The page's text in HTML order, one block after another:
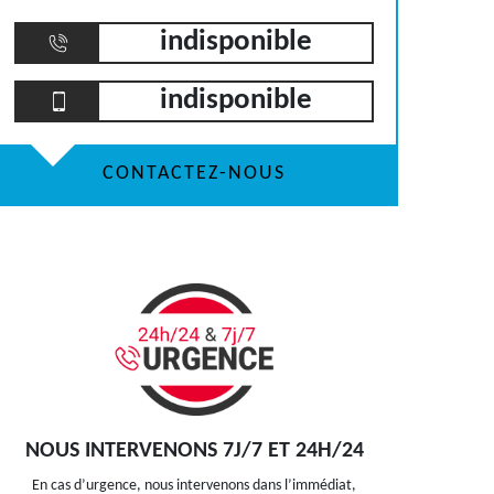
indisponible
indisponible
CONTACTEZ-NOUS
NOUS INTERVENONS 7J/7 ET 24H/24
En cas d’urgence, nous intervenons dans l’immédiat,